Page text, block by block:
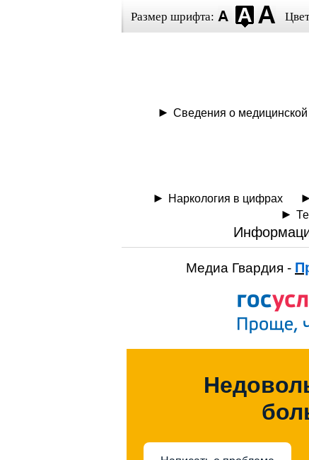
Размер шрифта:
Сведения о медицинской
Наркология в цифрах
Медиа Гвардия -